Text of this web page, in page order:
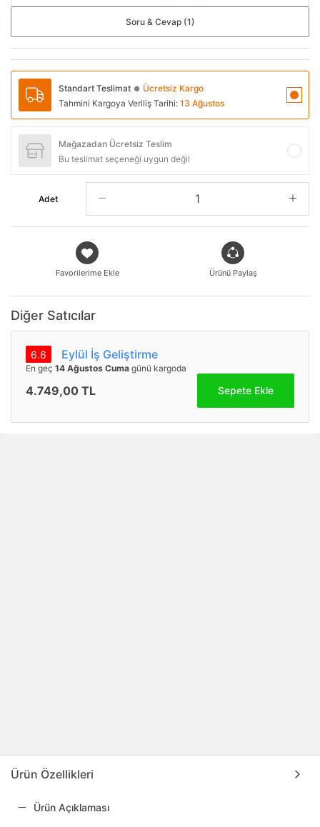
Soru & Cevap (1)
Standart Teslimat ● Ücretsiz Kargo
Tahmini Kargoya Veriliş Tarihi: 13 Ağustos
Mağazadan Ücretsiz Teslim
Bu teslimat seçeneği uygun değil
Adet
Favorilerime Ekle Ürünü Paylaş
Diğer Satıcılar
6.6 Eylül İş Geliştirme
En geç 14 Ağustos Cuma günü kargoda
4.749,00 TL Sepete Ekle
Ürün Özellikleri
Ürün Açıklaması